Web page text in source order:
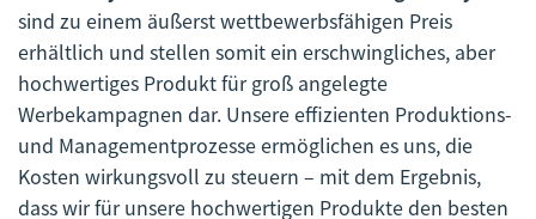
sind zu einem äußerst wettbewerbsfähigen Preis
erhältlich und stellen somit ein erschwingliches, aber
hochwertiges Produkt für groß angelegte
Werbekampagnen dar. Unsere effizienten Produktions-
und Managementprozesse ermöglichen es uns, die
Kosten wirkungsvoll zu steuern – mit dem Ergebnis,
dass wir für unsere hochwertigen Produkte den besten